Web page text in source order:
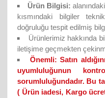
Ürün Bilgisi:
kısmındaki bilgiler
doğruluğu tespit edilmiş
Ürünlerimiz hakkında
iletişime geçmekten
Önemli: Satın
uyumluluğunun
sorumluluğundadır. Bu
( Ürün iadesi, Kargo